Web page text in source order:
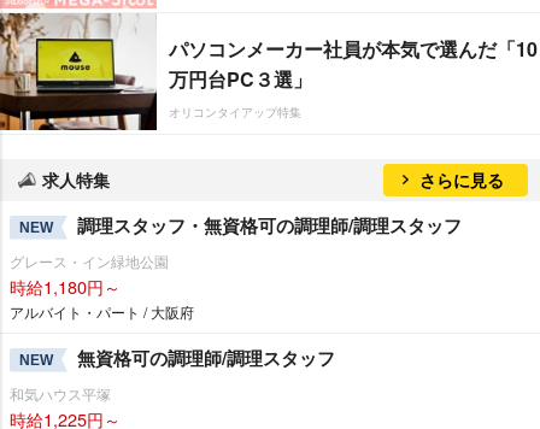
パソコンメーカー社員が本気で選んだ「10
万円台PC３選」
オリコンタイアップ特集
求人特集 さらに見る
NEW 調理スタッフ・無資格可の調理師/調理スタッフ
グレース・イン緑地公園
時給1,180円～
アルバイト・パート / 大阪府
NEW 無資格可の調理師/調理スタッフ
和気ハウス平塚
時給1,225円～